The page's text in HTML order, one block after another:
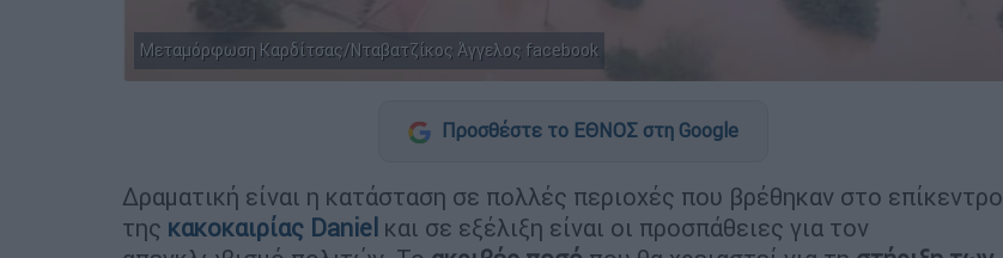
Μεταμόρφωση Καρδίτσας/Νταβατζίκος Άγγελος facebook
Προσθέστε το ΕΘΝΟΣ στη Google
Δραματική είναι η κατάσταση σε πολλές περιοχές που βρέθηκαν στο επίκεντρο
της κακοκαιρίας Daniel και σε εξέλιξη είναι οι προσπάθειες για τον